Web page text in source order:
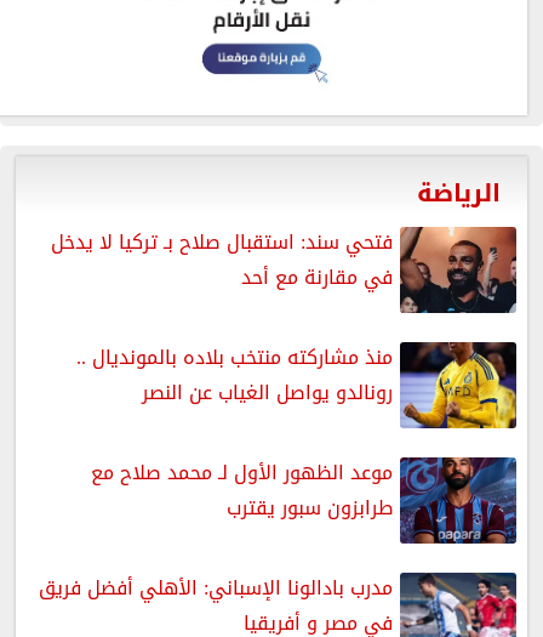
الرياضة
فتحي سند: استقبال صلاح بـ تركيا لا يدخل
في مقارنة مع أحد
منذ مشاركته منتخب بلاده بالمونديال ..
رونالدو يواصل الغياب عن النصر
موعد الظهور الأول لـ محمد صلاح مع
طرابزون سبور يقترب
مدرب بادالونا الإسباني: الأهلي أفضل فريق
في مصر و أفريقيا